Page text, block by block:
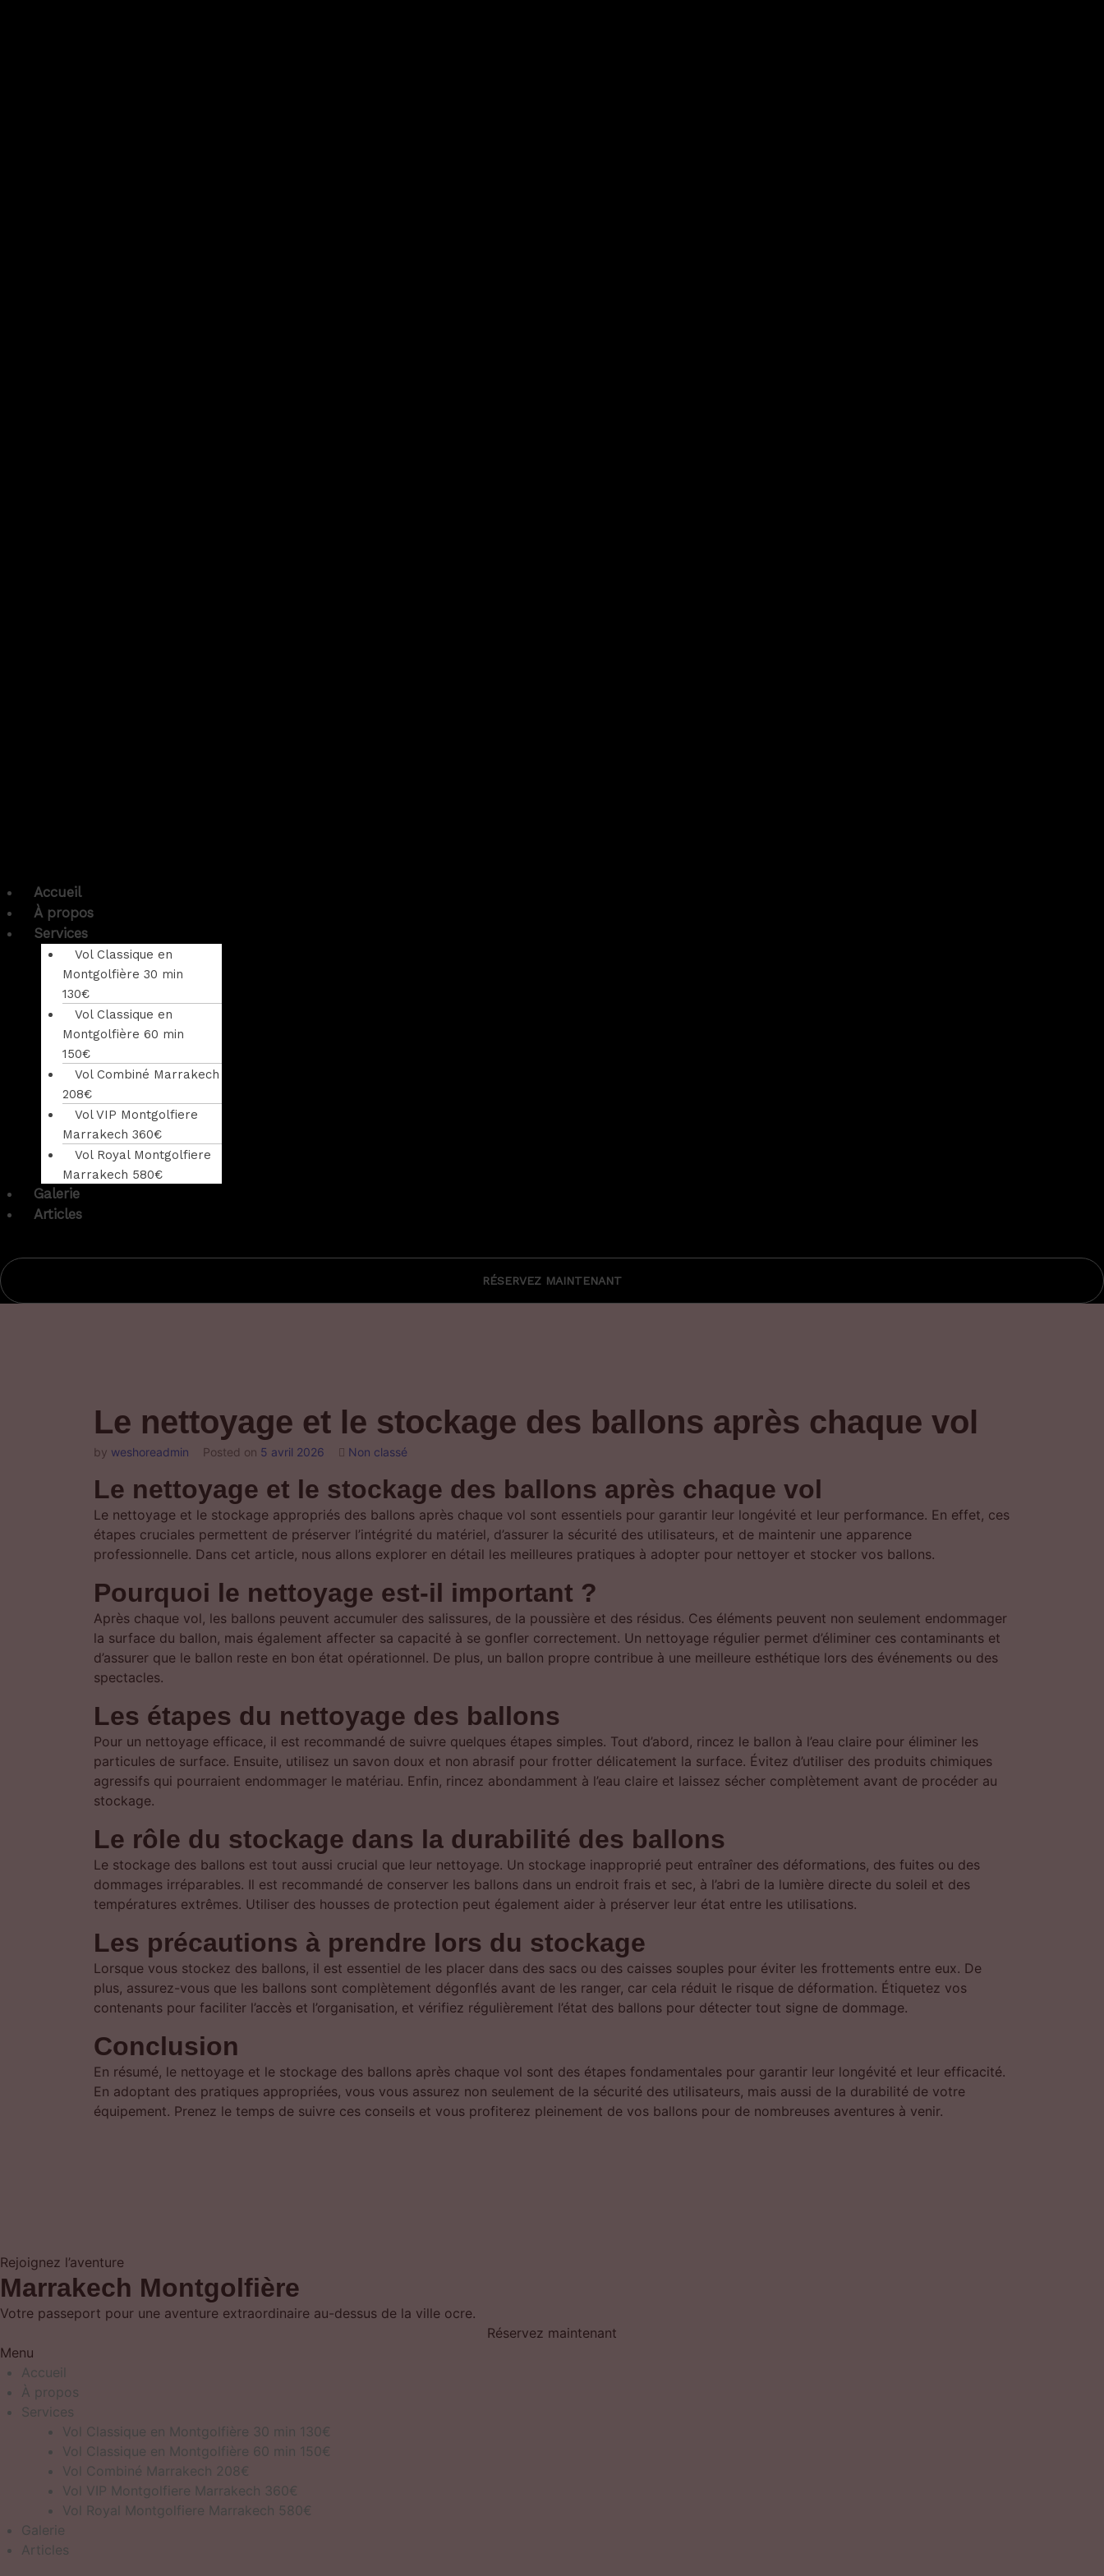
Accueil
À propos
Services
Vol Classique en
Montgolfière 30 min
130€
Vol Classique en
Montgolfière 60 min
150€
Vol Combiné Marrakech
208€
Vol VIP Montgolfiere
Marrakech 360€
Vol Royal Montgolfiere
Marrakech 580€
Galerie
Articles
RÉSERVEZ MAINTENANT
Le nettoyage et le stockage des ballons après chaque vol
by weshoreadmin Posted on 5 avril 2026 Non classé
Le nettoyage et le stockage des ballons après chaque vol
Le nettoyage et le stockage appropriés des ballons après chaque vol sont essentiels pour garantir leur longévité et leur performance. En effet, ces
étapes cruciales permettent de préserver l’intégrité du matériel, d’assurer la sécurité des utilisateurs, et de maintenir une apparence
professionnelle. Dans cet article, nous allons explorer en détail les meilleures pratiques à adopter pour nettoyer et stocker vos ballons.
Pourquoi le nettoyage est-il important ?
Après chaque vol, les ballons peuvent accumuler des salissures, de la poussière et des résidus. Ces éléments peuvent non seulement endommager
la surface du ballon, mais également affecter sa capacité à se gonfler correctement. Un nettoyage régulier permet d’éliminer ces contaminants et
d’assurer que le ballon reste en bon état opérationnel. De plus, un ballon propre contribue à une meilleure esthétique lors des événements ou des
spectacles.
Les étapes du nettoyage des ballons
Pour un nettoyage efficace, il est recommandé de suivre quelques étapes simples. Tout d’abord, rincez le ballon à l’eau claire pour éliminer les
particules de surface. Ensuite, utilisez un savon doux et non abrasif pour frotter délicatement la surface. Évitez d’utiliser des produits chimiques
agressifs qui pourraient endommager le matériau. Enfin, rincez abondamment à l’eau claire et laissez sécher complètement avant de procéder au
stockage.
Le rôle du stockage dans la durabilité des ballons
Le stockage des ballons est tout aussi crucial que leur nettoyage. Un stockage inapproprié peut entraîner des déformations, des fuites ou des
dommages irréparables. Il est recommandé de conserver les ballons dans un endroit frais et sec, à l’abri de la lumière directe du soleil et des
températures extrêmes. Utiliser des housses de protection peut également aider à préserver leur état entre les utilisations.
Les précautions à prendre lors du stockage
Lorsque vous stockez des ballons, il est essentiel de les placer dans des sacs ou des caisses souples pour éviter les frottements entre eux. De
plus, assurez-vous que les ballons sont complètement dégonflés avant de les ranger, car cela réduit le risque de déformation. Étiquetez vos
contenants pour faciliter l’accès et l’organisation, et vérifiez régulièrement l’état des ballons pour détecter tout signe de dommage.
Conclusion
En résumé, le nettoyage et le stockage des ballons après chaque vol sont des étapes fondamentales pour garantir leur longévité et leur efficacité.
En adoptant des pratiques appropriées, vous vous assurez non seulement de la sécurité des utilisateurs, mais aussi de la durabilité de votre
équipement. Prenez le temps de suivre ces conseils et vous profiterez pleinement de vos ballons pour de nombreuses aventures à venir.
Rejoignez l’aventure
Marrakech Montgolfière
Votre passeport pour une aventure extraordinaire au-dessus de la ville ocre.
Réservez maintenant
Menu
Accueil
À propos
Services
Vol Classique en Montgolfière 30 min 130€
Vol Classique en Montgolfière 60 min 150€
Vol Combiné Marrakech 208€
Vol VIP Montgolfiere Marrakech 360€
Vol Royal Montgolfiere Marrakech 580€
Galerie
Articles